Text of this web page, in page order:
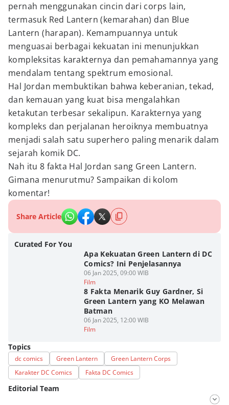
pernah menggunakan cincin dari corps lain,
termasuk Red Lantern (kemarahan) dan Blue
Lantern (harapan). Kemampuannya untuk
menguasai berbagai kekuatan ini menunjukkan
kompleksitas karakternya dan pemahamannya yang
mendalam tentang spektrum emosional.
Hal Jordan membuktikan bahwa keberanian, tekad,
dan kemauan yang kuat bisa mengalahkan
ketakutan terbesar sekalipun. Karakternya yang
kompleks dan perjalanan heroiknya membuatnya
menjadi salah satu superhero paling menarik dalam
sejarah komik DC.
Nah itu 8 fakta Hal Jordan sang Green Lantern.
Gimana menurutmu? Sampaikan di kolom
komentar!
Share Article
Curated For You
Apa Kekuatan Green Lantern di DC
Comics? Ini Penjelasannya
06 Jan 2025, 09:00 WIB
Film
8 Fakta Menarik Guy Gardner, Si
Green Lantern yang KO Melawan
Batman
06 Jan 2025, 12:00 WIB
Film
Topics
dc comics Green Lantern
Green Lantern Corps
Karakter DC Comics
Fakta DC Comics
Editorial Team